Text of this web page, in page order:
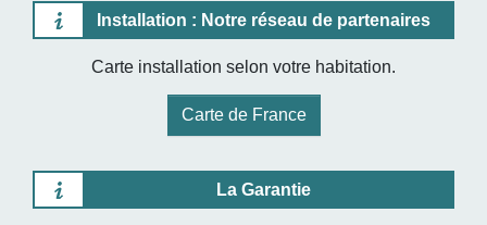
Installation : Notre réseau de partenaires
Carte installation selon votre habitation.
Carte de France
La Garantie